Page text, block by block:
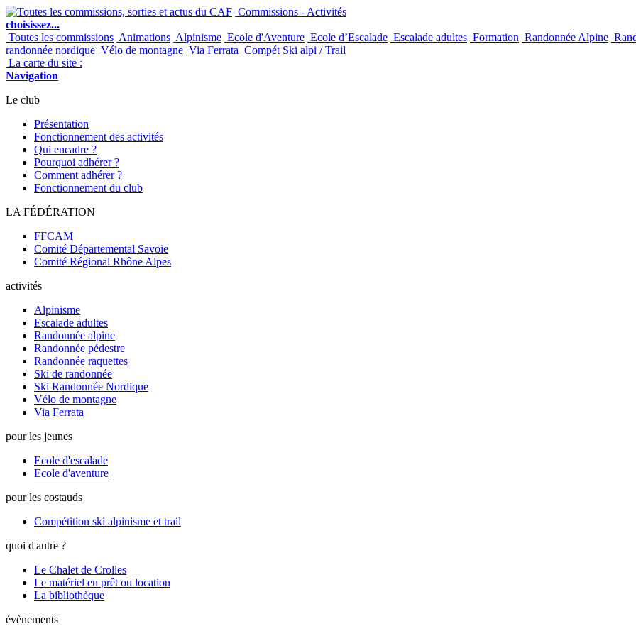
Commissions - Activités
choisissez...
Toutes les commissions Animations Alpinisme Ecole d'Aventure Ecole d’Escalade Escalade adultes Formation Randonnée Alpine
randonnée nordique Vélo de montagne Via Ferrata Compét Ski alpi / Trail
La carte du site :
Navigation
Le club
Présentation
Fonctionnement des activités
Qui encadre ?
Pourquoi adhérer ?
Comment adhérer ?
Fonctionnement du club
LA FÉDÉRATION
FFCAM
Comité Départemental Savoie
Comité Régional Rhône Alpes
activités
Alpinisme
Escalade adultes
Randonnée alpine
Randonnée pédestre
Randonnée raquettes
Ski de randonnée
Ski Randonnée Nordique
Vélo de montagne
Via Ferrata
pour les jeunes
Ecole d'escalade
Ecole d'aventure
pour les costauds
Compétition ski alpinisme et trail
quoi d'autre ?
Le Chalet de Crolles
Le matériel en prêt ou location
La bibliothèque
évènements